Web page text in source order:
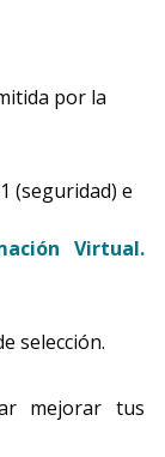
por la
(seguridad) e
Virtual.
selección.
mejorar tus